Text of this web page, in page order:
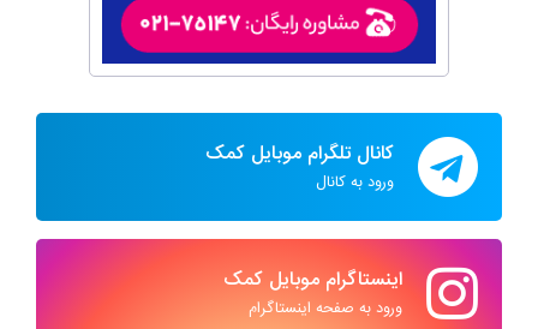
کانال تلگرام موبایل کمک
ورود به کانال
اینستاگرام موبایل کمک
ورود به صفحه اینستاگرام